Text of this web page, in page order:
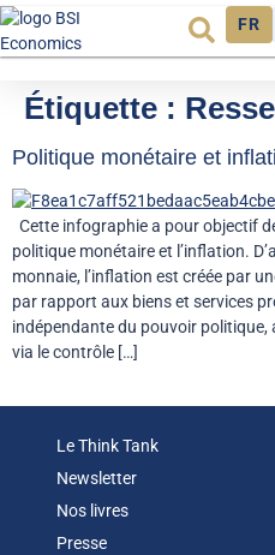
FR
Étiquette :
Politique monétaire et
Cette infographie a pour objectif
politique monétaire et l’inflation.
monnaie, l’inflation est créée par
par rapport aux biens et services
indépendante du pouvoir politique,
via le contrôle […]
Le Think Tank
Newsletter
Nos livres
Presse